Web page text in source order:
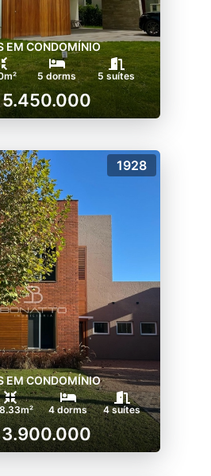
EM CONDOMÍNIO
5 dorms 5 suítes
5.450.000
1928
EM CONDOMÍNIO
4 dorms 4 suítes
3.900.000